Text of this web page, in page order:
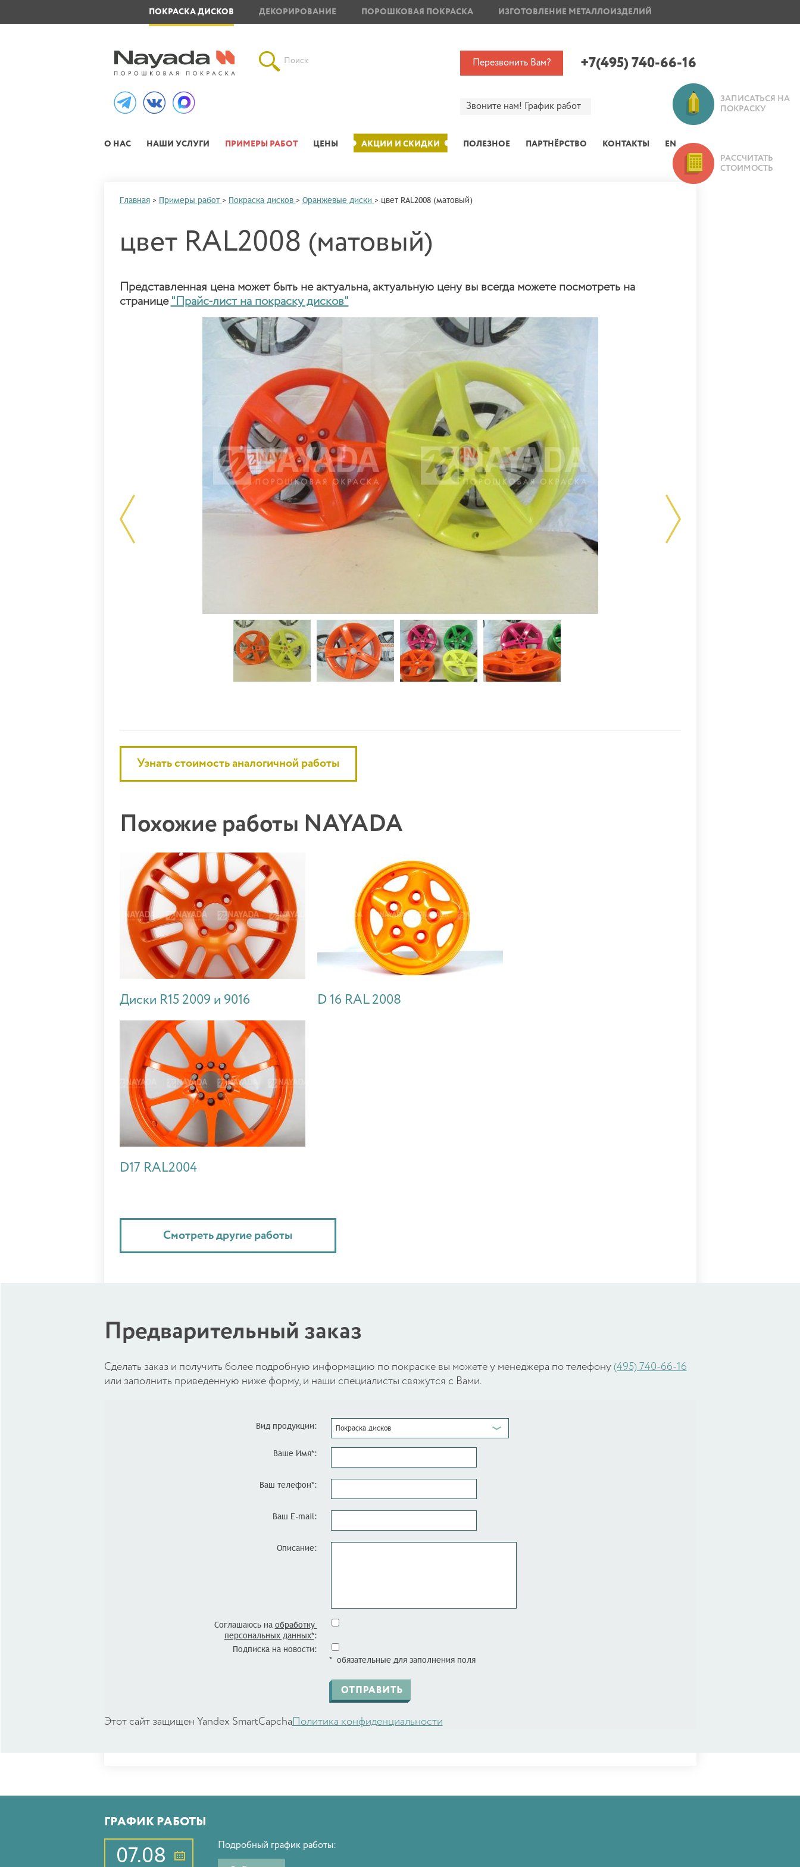
ПОКРАСКА ДИСКОВ ДЕКОРИРОВАНИЕ ПОРОШКОВАЯ ПОКРАСКА ИЗГОТОВЛЕНИЕ МЕТАЛЛОИЗДЕЛИЙ
Поиск Перезвонить Вам? +7(495) 740-66-16
Звоните нам! График работ
О НАС НАШИ УСЛУГИ ПРИМЕРЫ РАБОТ ЦЕНЫ АКЦИИ И СКИДКИ ПОЛЕЗНОЕ ПАРТНЁРСТВО КОНТАКТЫ EN
Главная > Примеры работ > Покраска дисков > Оранжевые диски > цвет RAL2008 (матовый)
цвет RAL2008 (матовый)
Представленная цена может быть не актуальна, актуальную цену вы всегда можете посмотреть на
странице "Прайс-лист на покраску дисков"
Узнать стоимость аналогичной работы
Похожие работы NAYADA
Диски R15 2009 и 9016 D 16 RAL 2008
D17 RAL2004
Смотреть другие работы
Предварительный заказ
Cделать заказ и получить более подробную информацию по покраске вы можете у менеджера по телефону (495) 740-66-16
или заполнить приведенную ниже форму, и наши специалисты свяжутся с Вами.
Вид продукции: Покраска дисков
Ваше Имя*:
Ваш телефон*:
Ваш E-mail:
Описание:
Соглашаюсь на обработку
персональных данных*:
Подписка на новости:
* обязательные для заполнения поля
Этот сайт защищен Yandex SmartCapcha Политика конфиденциальности
ЗАПИСАТЬСЯ НА
ПОКРАСКУ
РАССЧИТАТЬ
СТОИМОСТЬ
ГРАФИК РАБОТЫ
07.08 Подробный график работы: